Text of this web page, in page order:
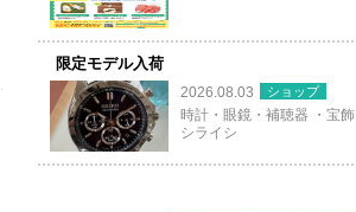
限定モデル入荷
2026.08.03
ショップ
時計・眼鏡・補聴器 ・宝飾
シライシ